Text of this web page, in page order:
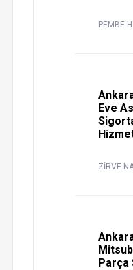
PEMBE
Eve
ZİRVE
Parça